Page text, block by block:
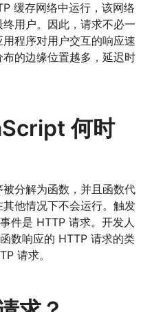
缓存网络中运行，该网络
用户。因此，请求不必一
程序对用户交互的响应速
的边缘位置越多，延迟时
何时
分解为函数，并且函数代
他情况下不会运行。触发
件是 HTTP 请求。开发人
数响应的 HTTP 请求的类
请求。